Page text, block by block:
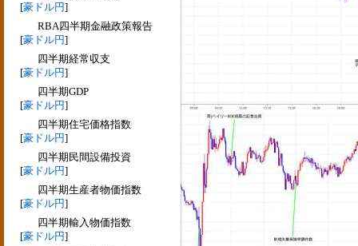
[豪ドル円]
RBA四半期金融政策報告
[豪ドル円]
四半期経常収支
[豪ドル円]
四半期GDP
[豪ドル円]
四半期住宅価格指数
[豪ドル円]
四半期民間設備投資
[豪ドル円]
四半期生産者物価指数
[豪ドル円]
四半期輸入物価指数
[豪ドル円]